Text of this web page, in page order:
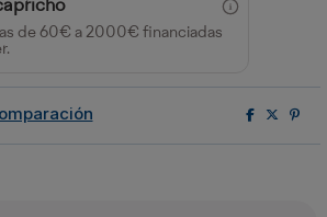
de 60€ a 2000€ financiadas